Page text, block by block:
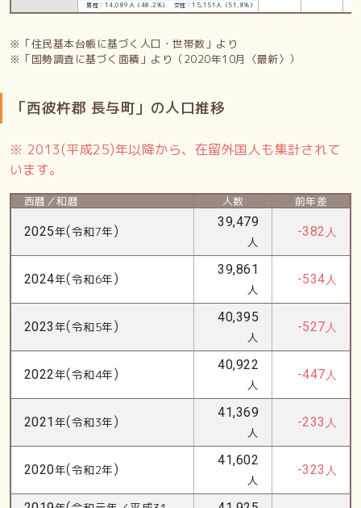
男性：14,089人（48.2%） 女性：15,151人（51.8%）
※「住民基本台帳に基づく人口・世帯数」より
※「国勢調査に基づく面積」より（2020年10月〈最新〉）
「西彼杵郡 長与町」の人口推移
※ 2013(平成25)年以降から、在留外国人も集計されて
います。
西暦／和暦 人数 前年差
2025年(令和7年)
39,479
人
-382 人
2024年(令和6年)
39,861
人
-534人
2023年(令和5年)
40,395
人
-527人
2022年(令和4年)
40,922
人
-447人
2021 年(令和3年)
41,369
人
-233 人
2020年(令和2年)
41,602
人
-323 人